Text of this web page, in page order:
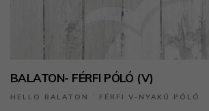
BALATON- FÉRFI PÓLÓ (V)
HELLO BALATON ˙ FÉRFI V-NYAKÚ PÓLÓ